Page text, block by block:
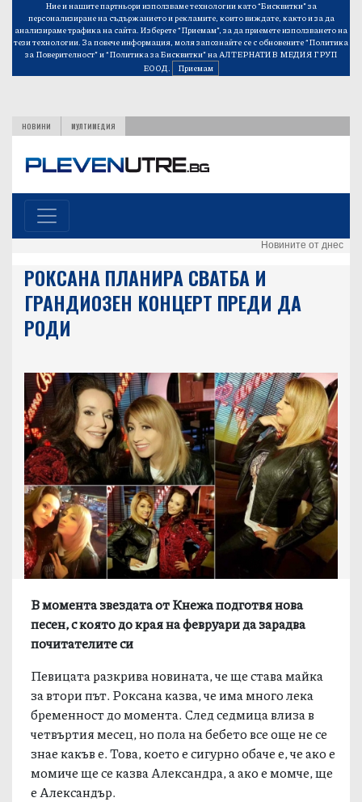
Ние и нашите партньори използваме технологии като “Бисквитки” за
персонализиране на съдържанието и рекламите, които виждате, както и за да
анализираме трафика на сайта. Изберете “Приемам”, за да приемете използването на
тези технологии. За повече информация, моля запознайте се с обновените“Политика
за Поверителност”и“Политика за Бисквитки”на АЛТЕРНАТИВ МЕДИЯ ГРУП
ЕООД.
Приемам
НОВИНИ МУЛТИМЕДИЯ
Новините от днес
РОКСАНА ПЛАНИРА СВАТБА И
ГРАНДИОЗЕН КОНЦЕРТ ПРЕДИ ДА
РОДИ
В момента звездата от Кнежа подготвя нова
песен, с която до края на февруари да зарадва
почитателите си
Певицата разкрива новината, че ще става майка
за втори път. Роксана казва, че има много лека
бременност до момента. След седмица влиза в
четвъртия месец, но пола на бебето все още не се
знае какъв е. Това, което е сигурно обаче е, че ако е
момиче ще се казва Александра, а ако е момче, ще
е Александър.